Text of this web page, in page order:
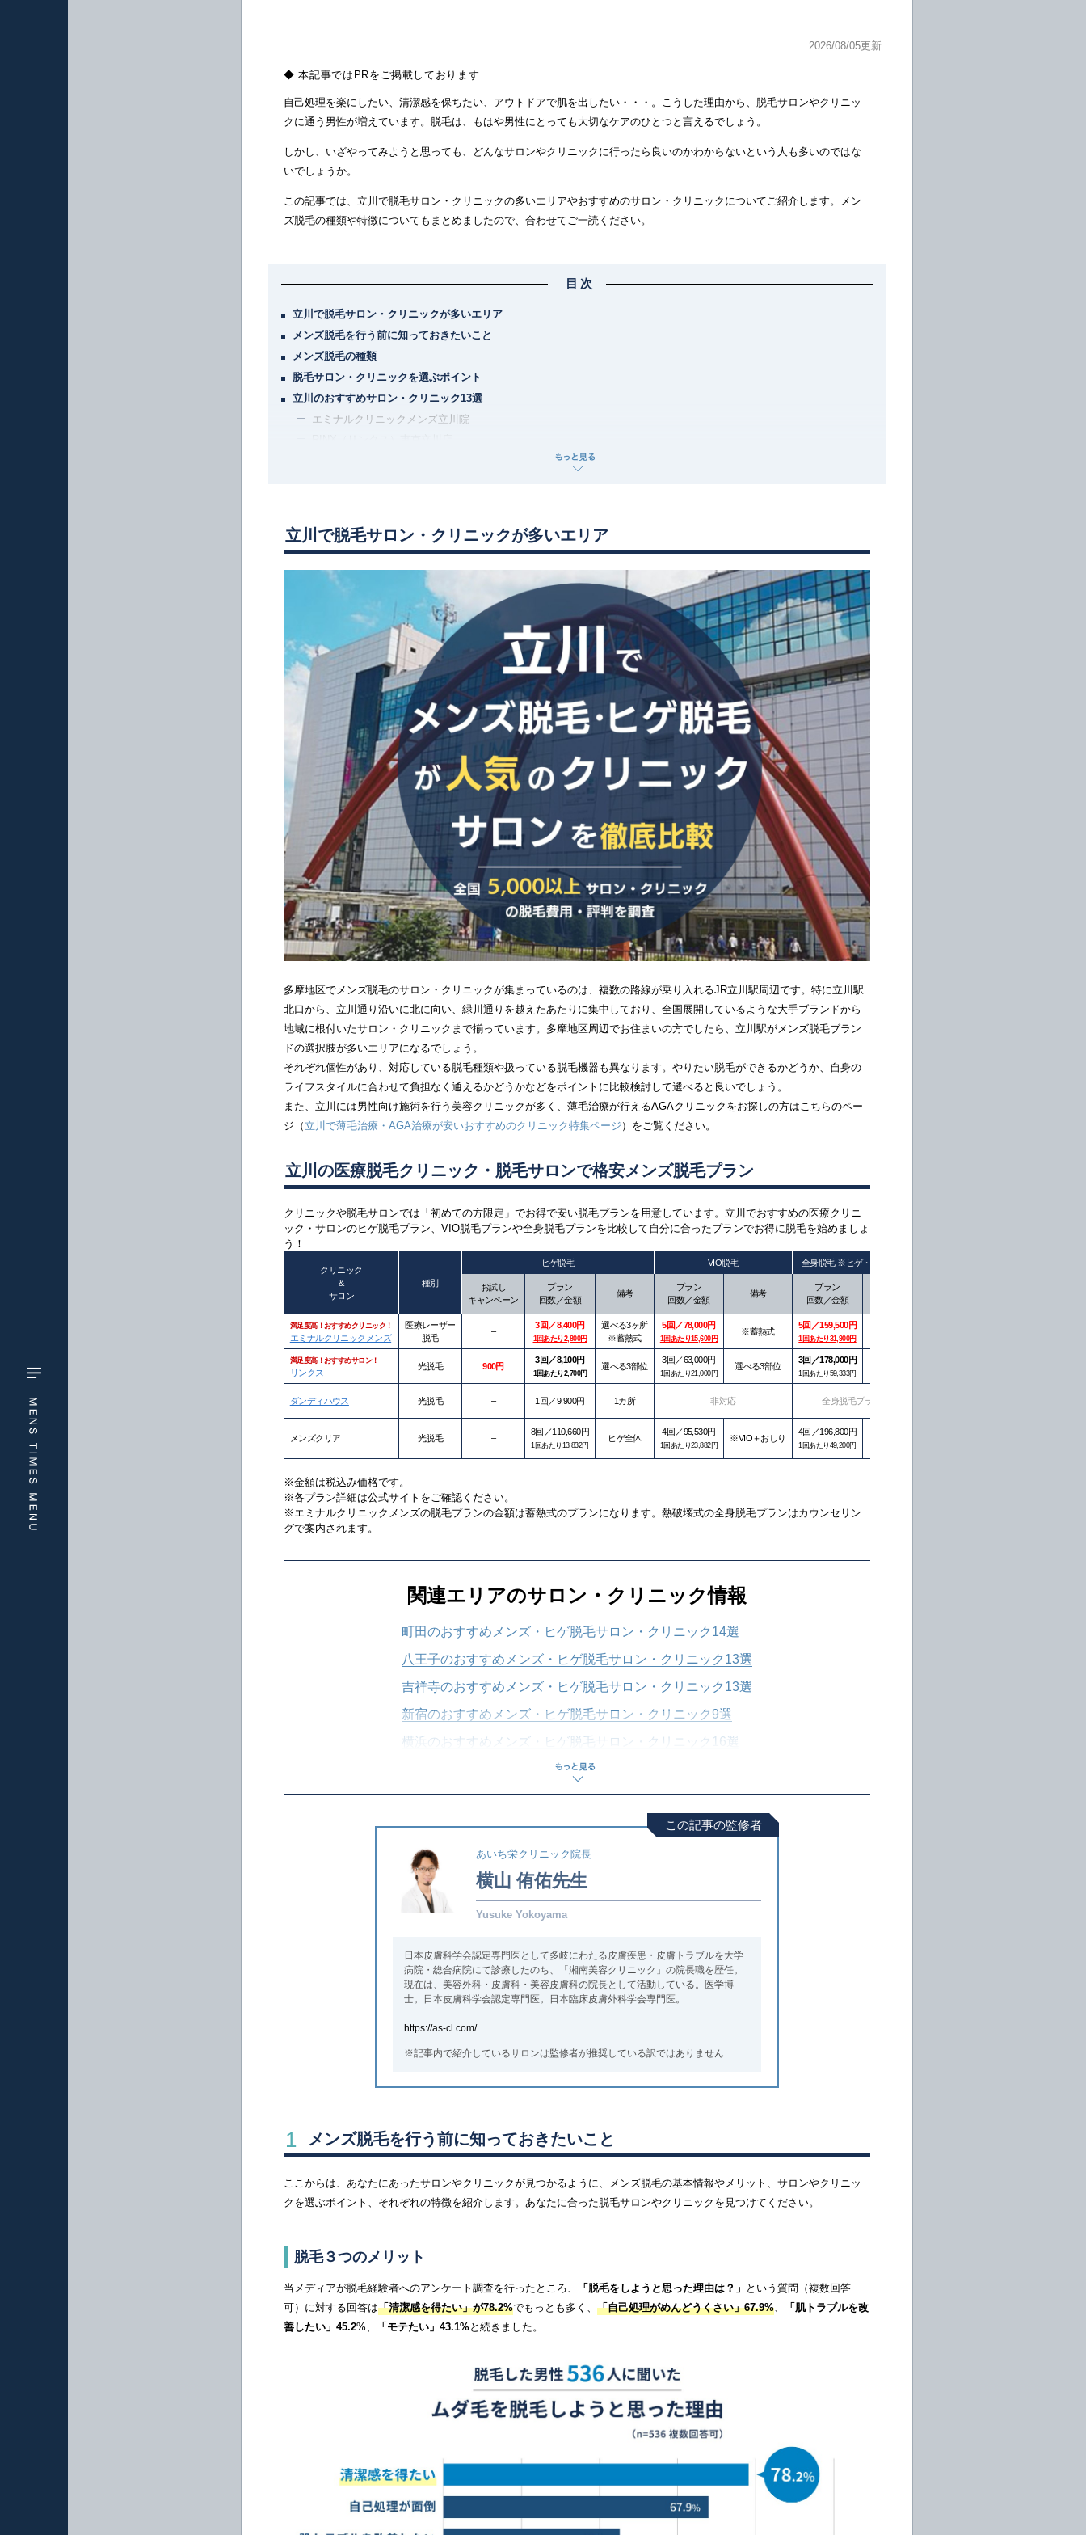
2026/08/05更新
◆ 本記事ではPRをご掲載しております
自己処理を楽にしたい、清潔感を保ちたい、アウトドアで肌を出したい・・・。こうした理由から、脱毛サロンやクリニッ
クに通う男性が増えています。脱毛は、もはや男性にとっても大切なケアのひとつと言えるでしょう。
しかし、いざやってみようと思っても、どんなサロンやクリニックに行ったら良いのかわからないという人も多いのではな
いでしょうか。
この記事では、立川で脱毛サロン・クリニックの多いエリアやおすすめのサロン・クリニックについてご紹介します。メン
ズ脱毛の種類や特徴についてもまとめましたので、合わせてご一読ください。
目次
立川で脱毛サロン・クリニックが多いエリア
メンズ脱毛を行う前に知っておきたいこと
メンズ脱毛の種類
脱毛サロン・クリニックを選ぶポイント
立川のおすすめサロン・クリニック13選
エミナルクリニックメンズ立川院
キングスサロン東京立川店
あおばクリニック 立川院
東京中央美容外科 立川院
城本クリニック 東京 立川院
品川スキンクリニック立川院
新宿美容外科クリニック立川院
よくある質問
アンケート調査の概要
周辺エリアのおすすめサロンまとめ
脱毛部位・種類で立川の脱毛サロンを探す
立川で脱毛サロン・クリニックが多いエリア
多摩地区でメンズ脱毛のサロン・クリニックが集まっているのは、複数の路線が乗り入れるJR立川駅周辺です。特に立川駅
北口から、立川通り沿いに北に向い、緑川通りを越えたあたりに集中しており、全国展開しているような大手ブランドから
地域に根付いたサロン・クリニックまで揃っています。多摩地区周辺でお住まいの方でしたら、立川駅がメンズ脱毛ブラン
ドの選択肢が多いエリアになるでしょう。
それぞれ個性があり、対応している脱毛種類や扱っている脱毛機器も異なります。やりたい脱毛ができるかどうか、自身の
ライフスタイルに合わせて負担なく通えるかどうかなどをポイントに比較検討して選べると良いでしょう。
また、 立川には男性向け施術を行う 美容クリニックが多く、薄毛治療が行えるAGAクリニックをお探しの方はこちらのペー
ジ（ 立川で薄毛治療・AGA治療が安いおすすめのクリニック特集ページ ）をご覧ください。
立川の医療脱毛クリニック・脱毛サロンで格安メンズ脱毛プラン
クリニックや脱毛サロンでは「初めての方限定」でお得で安い脱毛プランを用意しています。立川でおすすめの医療クリニ
ック・サロンのヒゲ脱毛プラン、VIO脱毛プランや全身脱毛プランを比較して自分に合ったプランでお得に脱毛を始めましょ
う！
クリニック
&
サロン
種別
ヒゲ脱毛 VIO脱毛 全身脱毛 ※ヒゲ・VIO脱毛除く
お試し
キャンペーン
プラン
回数／金額
備考
プラン
回数／金額
備考
プラン
回数／金額
満足度高！おすすめクリニック！
エミナルクリニックメンズ
医療レーザー
脱毛
–
3回／8,400円
1回あたり2,800円
選べる3ヶ所
※蓄熱式
5回／78,000円
1回あたり15,600円
※蓄熱式
5回／159,500円
1回あたり31,900円
満足度高！おすすめサロン！
リンクス
光脱毛 900円
3回／8,100円
1回あたり2,700円
選べる3部位
3回／63,000円
1回あたり21,000円
選べる3部位
3回／178,000円
1回あたり59,333円
ダンディハウス 光脱毛 – 1回／9,900円 1カ所 非対応 全身脱毛プランなし
メンズクリア 光脱毛 –
8回／110,660円
1回あたり13,832円
ヒゲ全体
4回／95,530円
1回あたり23,882円
※VIO＋おしり
4回／196,800円
1回あたり49,200円
※金額は税込み価格です。
※各プラン詳細は公式サイトをご確認ください。
※エミナルクリニックメンズの脱毛プランの金額は蓄熱式のプランになります。熱破壊式の全身脱毛プランはカウンセリン
グで案内されます。
関連エリアのサロン・クリニック情報
町田のおすすめメンズ・ヒゲ脱毛サロン・クリニック14選
八王子のおすすめメンズ・ヒゲ脱毛サロン・クリニック13選
吉祥寺のおすすめメンズ・ヒゲ脱毛サロン・クリニック13選
新宿のおすすめメンズ・ヒゲ脱毛サロン・クリニック9選
横浜のおすすめメンズ・ヒゲ脱毛サロン・クリニック16選
この記事の監修者
あいち栄クリニック院長
横山 侑佑先生
Yusuke Yokoyama
日本皮膚科学会認定専門医として多岐にわたる皮膚疾患・皮膚トラブルを大学
病院・総合病院にて診療したのち、「湘南美容クリニック」の院長職を歴任。
現在は、美容外科・皮膚科・美容皮膚科の院長として活動している。医学博
士。日本皮膚科学会認定専門医。日本臨床皮膚外科学会専門医。
https://as-cl.com/
※記事内で紹介しているサロンは監修者が推奨している訳ではありません
1 メンズ脱毛を行う前に知っておきたいこと
ここからは、あなたにあったサロンやクリニックが見つかるように、メンズ脱毛の基本情報やメリット、サロンやクリニッ
クを選ぶポイント、それぞれの特徴を紹介します。あなたに合った脱毛サロンやクリニックを見つけてください。
脱毛３つのメリット
当メディアが脱毛経験者へのアンケート調査を行ったところ、 「脱毛をしようと思った理由は？」 という質問（複数回答
可）に対する回答は「清潔感を得たい」が78.2%でもっとも多く、 「自己処理がめんどうくさい」67.9%、
「肌トラブルを改
善したい」45.2%、 「モテたい」43.1%と続きました。